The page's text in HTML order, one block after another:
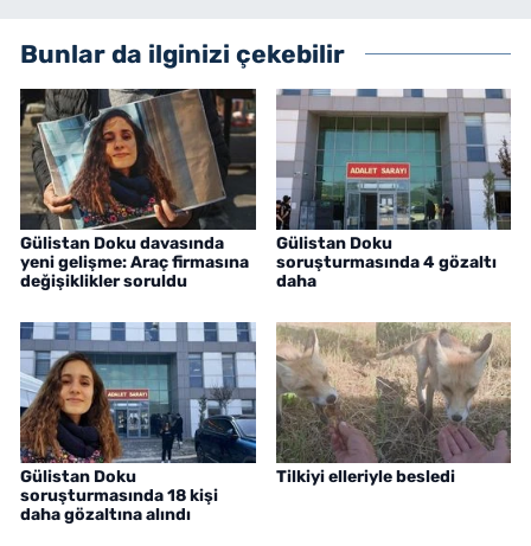
Bunlar da ilginizi çekebilir
Gülistan Doku davasında
yeni gelişme: Araç firmasına
değişiklikler soruldu
Gülistan Doku
soruşturmasında 4 gözaltı
daha
Gülistan Doku
soruşturmasında 18 kişi
daha gözaltına alındı
Tilkiyi elleriyle besledi